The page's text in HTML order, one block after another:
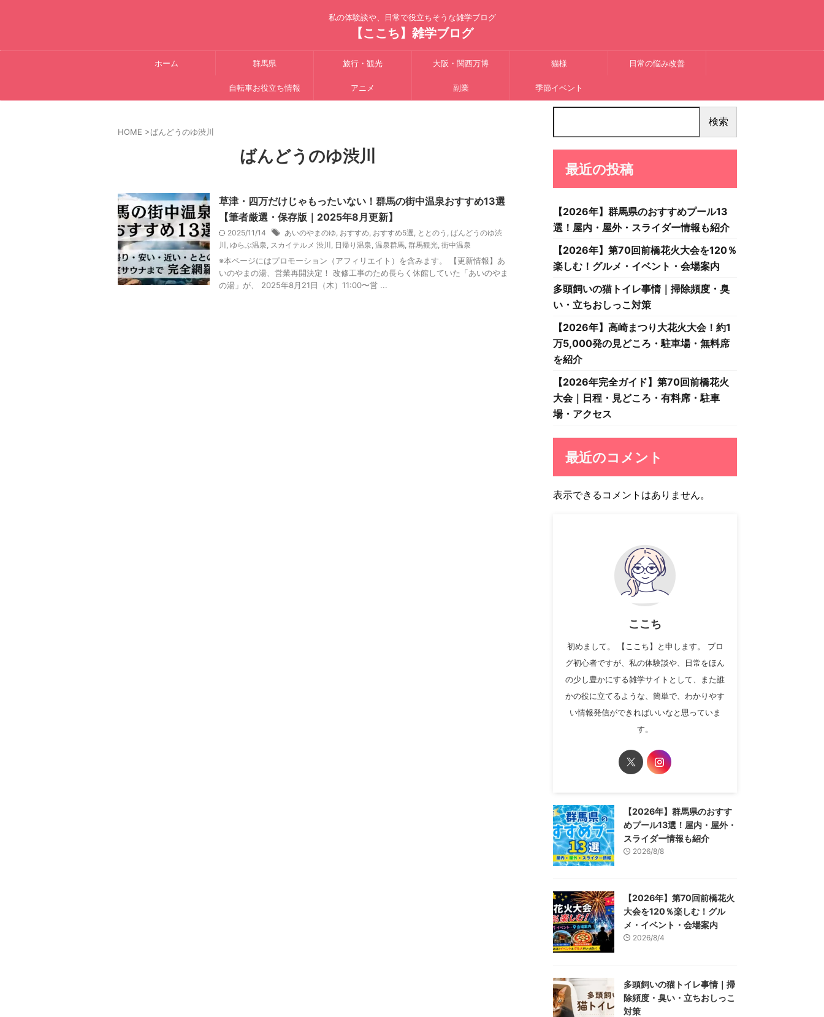
私の体験談や、日常で役立ちそうな雑学ブログ
【ここち】雑学ブログ
ホーム 群馬県 旅行・観光 大阪・関西万博 猫様 日常の悩み改善
自転車お役立ち情報 アニメ 副業 季節イベント
HOME >ばんどうのゆ渋川
ばんどうのゆ渋川
草津・四万だけじゃもったいない！群馬の街中温泉おすすめ13選
【筆者厳選・保存版｜2025年8月更新】
2025/11/14 あいのやまのゆ, おすすめ, おすすめ5選, ととのう , ばんどうのゆ渋
川 , ゆらぶ温泉, スカイテルメ 渋川 , 日帰り温泉, 温泉群馬, 群馬観光, 街中温泉
※本ページにはプロモーション（アフィリエイト）を含みます。 【更新情報】あ
いのやまの湯、営業再開決定！ 改修工事のため長らく休館していた「あいのやま
の湯」が、 2025年8月21日（木）11:00〜営 ...
検索
最近の投稿
【2026年】群馬県のおすすめプール13
選！屋内・屋外・スライダー情報も紹介
【2026年】第70回前橋花火大会を120％
楽しむ！グルメ・イベント・会場案内
多頭飼いの猫トイレ事情｜掃除頻度・臭
い・立ちおしっこ対策
【2026年】高崎まつり大花火大会！約1
万5,000発の見どころ・駐車場・無料席
を紹介
【2026年完全ガイド】第70回前橋花火
大会｜日程・見どころ・有料席・駐車
場・アクセス
最近のコメント
表示できるコメントはありません。
ここち
初めまして。 【ここち】と申します。 ブロ
グ初心者ですが、私の体験談や、日常をほん
の少し豊かにする雑学サイトとして、また誰
かの役に立てるような、簡単で、わかりやす
い情報発信ができればいいなと思っていま
す。
【2026年】群馬県のおすす
めプール13選！屋内・屋外・
スライダー情報も紹介
2026/8/8
【2026年】第70回前橋花火
大会を120％楽しむ！グル
メ・イベント・会場案内
2026/8/4
多頭飼いの猫トイレ事情｜掃
除頻度・臭い・立ちおしっこ
対策